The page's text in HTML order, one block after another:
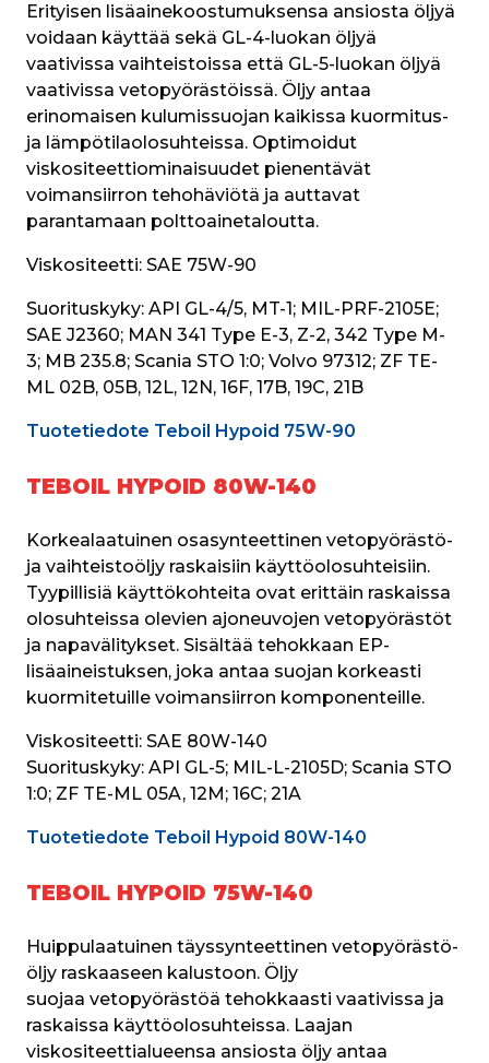
Erityisen lisäainekoostumuksensa ansiosta öljyä
voidaan käyttää sekä GL-4-luokan öljyä
vaativissa vaihteistoissa että GL-5-luokan öljyä
vaativissa vetopyörästöissä. Öljy antaa
erinomaisen kulumissuojan kaikissa kuormitus-
ja lämpötilaolosuhteissa. Optimoidut
viskositeettiominaisuudet pienentävät
voimansiirron tehohäviötä ja auttavat
parantamaan polttoainetaloutta.
Viskositeetti: SAE 75W-90
Suorituskyky: API GL-4/5, MT-1; MIL-PRF-2105E;
SAE J2360; MAN 341 Type E-3, Z-2, 342 Type M-
3; MB 235.8; Scania STO 1:0; Volvo 97312; ZF TE-
ML 02B, 05B, 12L, 12N, 16F, 17B, 19C, 21B
Tuotetiedote Teboil Hypoid 75W-90
TEBOIL HYPOID 80W-140
Korkealaatuinen osasynteettinen vetopyörästö-
ja vaihteistoöljy raskaisiin käyttöolosuhteisiin.
Tyypillisiä käyttökohteita ovat erittäin raskaissa
olosuhteissa olevien ajoneuvojen vetopyörästöt
ja napavälitykset. Sisältää tehokkaan EP-
lisäaineistuksen, joka antaa suojan korkeasti
kuormitetuille voimansiirron komponenteille.
Viskositeetti: SAE 80W-140
Suorituskyky: API GL-5; MIL-L-2105D; Scania STO
1:0; ZF TE-ML 05A, 12M; 16C; 21A
Tuotetiedote Teboil Hypoid 80W-140
TEBOIL HYPOID 75W-140
Huippulaatuinen täyssynteettinen vetopyörästö-
öljy raskaaseen kalustoon. Öljy
suojaa vetopyörästöä tehokkaasti vaativissa ja
raskaissa käyttöolosuhteissa. Laajan
viskositeettialueensa ansiosta öljy antaa